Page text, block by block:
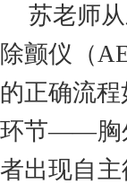
苏老师
除颤仪（
的正确流
环节——胸
者出现自